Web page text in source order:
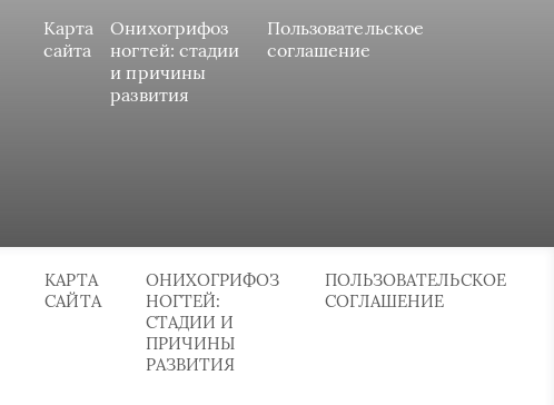
Карта
сайта
Онихогрифоз
ногтей: стадии
и причины
развития
Пользовательское
соглашение
КАРТА
САЙТА
ОНИХОГРИФОЗ
НОГТЕЙ:
СТАДИИ И
ПРИЧИНЫ
РАЗВИТИЯ
ПОЛЬЗОВАТЕЛЬСКОЕ
СОГЛАШЕНИЕ